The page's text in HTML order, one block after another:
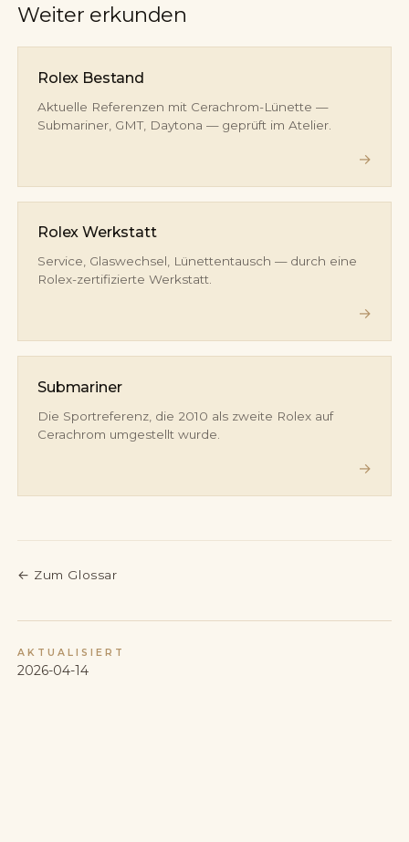
Weiter erkunden
Rolex Bestand
Aktuelle Referenzen mit Cerachrom-Lünette —
Submariner, GMT, Daytona — geprüft im Atelier.
→
Rolex Werkstatt
Service, Glaswechsel, Lünettentausch — durch eine
Rolex-zertifizierte Werkstatt.
→
Submariner
Die Sportreferenz, die 2010 als zweite Rolex auf
Cerachrom umgestellt wurde.
→
← Zum Glossar
AKTUALISIERT
2026-04-14